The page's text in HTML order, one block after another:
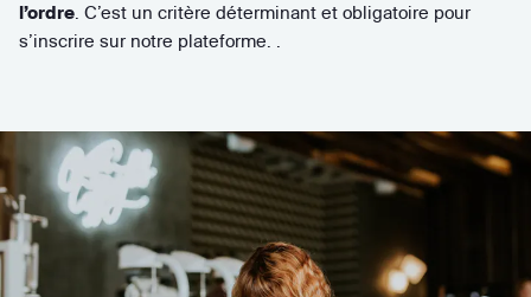
l’ordre. C’est un critère déterminant et obligatoire pour
s’inscrire sur notre plateforme. .